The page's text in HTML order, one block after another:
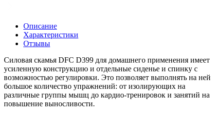
Описание
Характеристики
Отзывы
Силовая скамья DFC D399 для домашнего применения имеет
усиленную конструкцию и отдельные сиденье и спинку с
возможностью регулировки. Это позволяет выполнять на ней
большое количество упражнений: от изолирующих на
различные группы мышц до кардио-тренировок и занятий на
повышение выносливости.